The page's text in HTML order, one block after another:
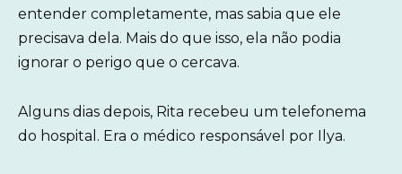
entender completamente, mas sabia que ele
precisava dela. Mais do que isso, ela não podia
ignorar o perigo que o cercava.
Alguns dias depois, Rita recebeu um telefonema
do hospital. Era o médico responsável por Ilya.